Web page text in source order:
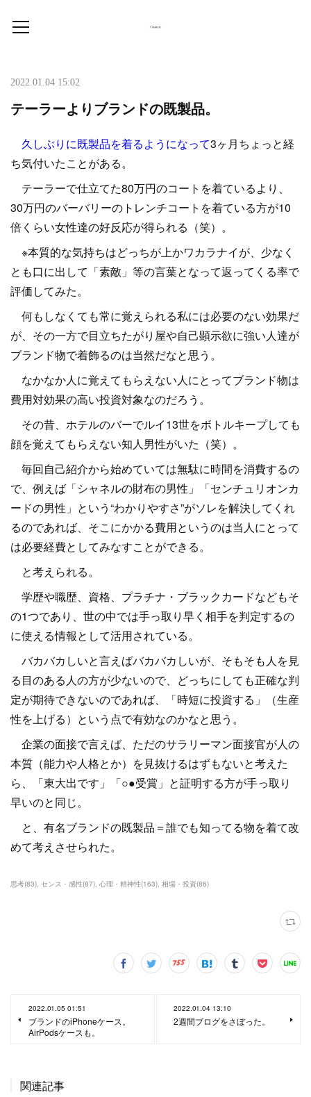
2022.01.04 15:02
テーラーよりブランドの既製品。
久しぶりに既製品を着るようになって3ヶ月ちょっと経
ち気付いたことがある。
テーラーで仕立てた80万円のコートを着ているより、
30万円のバーバリーのトレンチコートを着ている方が10
倍くらい女性達の好反応が得られる（笑）。
※本質的な気持ちはどっちが上かワカラナイが、少なく
とも口に出して「素敵」等の言葉となって返ってくる率で
評価してみた。
何もしなくても常に覚えられる私には必要のない効果だ
が、その一方で目立ちたがり屋や自己顕示欲に強い人達が
ブランド物で着飾るのは当然だなと思う。
なかなか人に覚えてもらえない人にとってブランド物は
費用対効果の高い投資対象なのだろう。
その昔、ホテルのバーでルイ13世をボトルキープしても
顔を覚えてもらえない知人男性がいた（笑）。
毎回自己紹介から始めていては無駄に時間を消費するの
で、例えば「シャネルの財布の男性」「センチュリオンカ
ードの男性」という“わかりやすさ”がソレを解決してくれ
るのであれば、そこにかかる費用というのは当人にとって
は必要経費としてみなすことができる。
と考えられる。
学歴や職歴、資格、プラチナ・ブラックカードなどもそ
の1つであり、世の中では手っ取り早く相手を判定するの
に使える情報として活用されている。
バカバカしいと言えばバカバカしいが、そもそも人を見
る目のある人の方が少ないので、どっちにしても正確な判
定が期待できないのであれば、「時短に投資する」（生産
性を上げる）という点で有効なのかなと思う。
企業の面接で言えば、ただのサラリーマン面接官が人の
本質（能力や人格とか）を見抜けるはずもないと考えた
ら、「東大出です」「○●受賞」と証明する方が手っ取り
早いのと同じ。
と、有名ブランドの既製品＝誰でも知ってる物を着て改
めて考えさせられた。
思考(83) センス・感性(87) 心理・精神性(163) 相場・投資(86)
2022.01.05 01:51
ブランドのiPhoneケース。
AirPodsケースも。
2022.01.04 13:10
2週間ブログをさぼった。
関連記事